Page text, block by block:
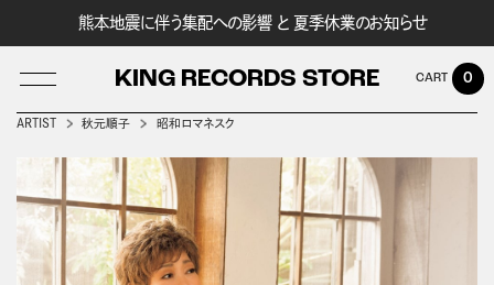
熊本地震に伴う集配への影響 と 夏季休業のお知らせ
KING RECORDS STORE
LOG IN
0
ARTIST 秋元順子 昭和ロマネスク